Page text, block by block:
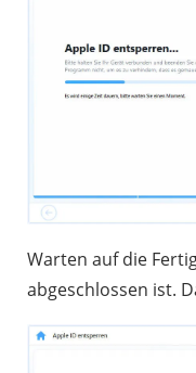
Warten auf die
abgeschlossen ist.